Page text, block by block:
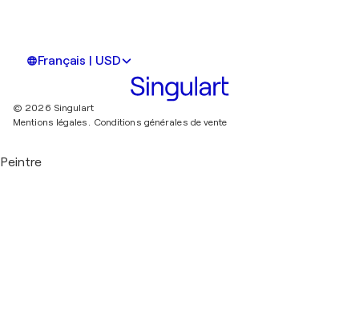
Français | USD
© 2026 Singulart
Mentions légales.
Conditions générales de vente
Peintre